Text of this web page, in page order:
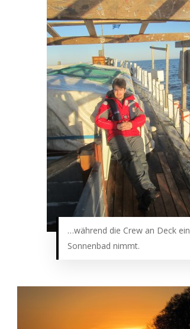
…während die Crew an Deck ein
Sonnenbad nimmt.